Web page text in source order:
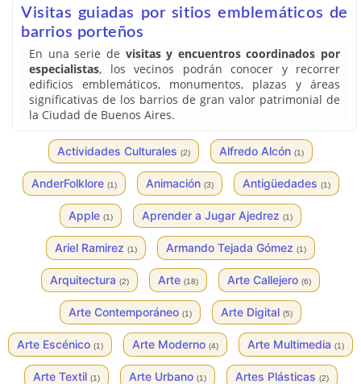
Visitas guiadas por sitios emblemáticos de
barrios porteños
En una serie de visitas y encuentros coordinados por
especialistas, los vecinos podrán conocer y recorrer
edificios emblemáticos, monumentos, plazas y áreas
significativas de los barrios de gran valor patrimonial de
la Ciudad de Buenos Aires.
Actividades Culturales (2) Alfredo Alcón (1)
AnderFolklore (1) Animación (3) Antigüedades (1)
Apple (1) Aprender a Jugar Ajedrez (1)
Ariel Ramirez (1) Armando Tejada Gómez (1)
Arquitectura (2) Arte (18) Arte Callejero (6)
Arte Contemporáneo (1) Arte Digital (5)
Arte Escénico (1) Arte Moderno (4) Arte Multimedia (1)
Arte Textil (1) Arte Urbano (1) Artes Plásticas (2)